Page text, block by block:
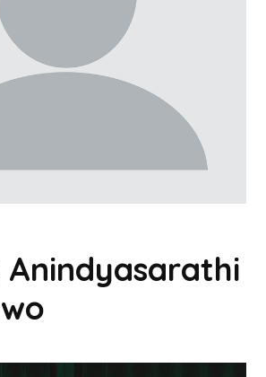
Anindyasarathi